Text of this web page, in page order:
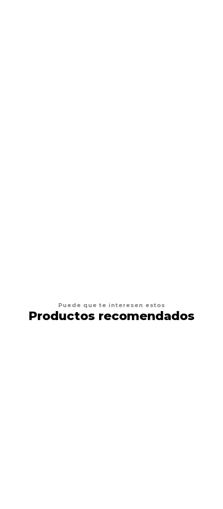
Puede que te interesen estos
Productos recomendados